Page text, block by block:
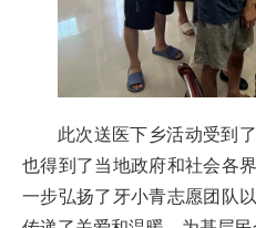
此次送医下乡活动受到
也得到了当地政府和社会各
一步弘扬了牙小青志愿团队